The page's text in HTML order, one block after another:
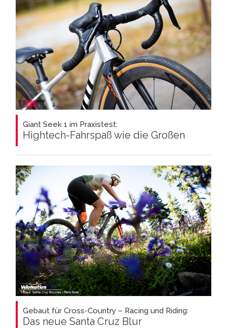
Giant Seek 1 im Praxistest:
Hightech-Fahrspaß wie die Großen
Gebaut für Cross-Country – Racing und Riding:
Das neue Santa Cruz Blur